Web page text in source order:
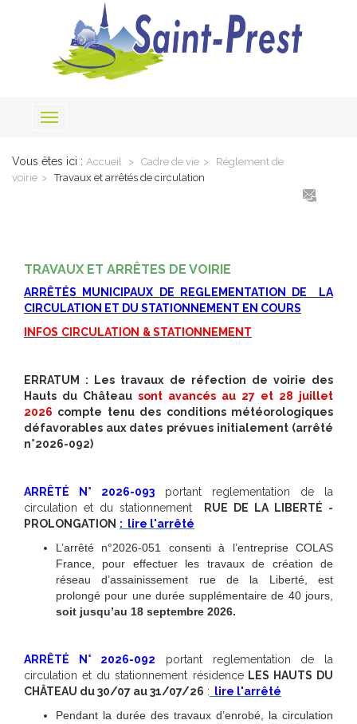
Toggle
Vous êtes ici : Accueil Cadre de vie
Réglement de
voirie
Travaux et arrêtés de circulation
TRAVAUX ET ARRÊTES DE VOIRIE
ARRÊTÉS MUNICIPAUX DE REGLEMENTATION DE LA
CIRCULATION ET DU STATIONNEMENT EN COURS
INFOS CIRCULATION & STATIONNEMENT
ERRATUM :
Les travaux de réfection de voirie des
Hauts du Château sont avancés au 27 et 28 juillet
2026 compte tenu des conditions météorologiques
défavorables aux dates prévues initialement (arrêté
n°2026-092)
ARRÊTÉ N° 2026-093 portant reglementation de la
circulation et du stationnement
RUE DE LA LIBERTÉ -
PROLONGATION :
lire l'arrêté
L’arrêté n°2026-051 consenti à l’entreprise COLAS
France, pour effectuer les travaux de création de
réseau d’assainissement rue de la Liberté, est
prolongé pour une durée supplémentaire de 40 jours,
soit jusqu’au 18 septembre 2026.
ARRÊTÉ N° 2026-092 portant reglementation de la
circulation et du stationnement résidenceLES HAUTS DU
CHÂTEAU du 30/07 au 31/07/26 :
lire l'arrêté
Pendant la durée des travaux d’enrobé, la circulation